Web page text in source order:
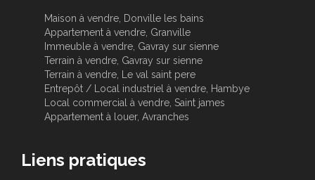
Maison à vendre, Donville les bains
Appartement à vendre, Granville
Immeuble à vendre, Gavray sur sienne
Terrain à vendre, Gavray sur sienne
Terrain à vendre, Le val saint pere
Entrepôt / Local industriel à vendre, Hambye
Local commercial à vendre, Saint james
Appartement à louer, Avranches
Liens pratiques